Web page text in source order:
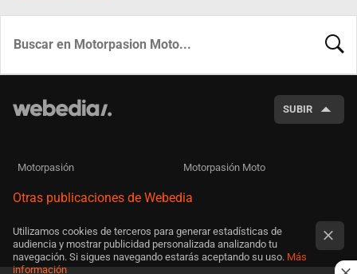
SUBIR
Motorpasión Motorpasión Moto
Otras publicaciones de Webedia
Utilizamos cookies de terceros para generar estadísticas de
audiencia y mostrar publicidad personalizada analizando tu
navegación. Si sigues navegando estarás aceptando su uso. Más
información